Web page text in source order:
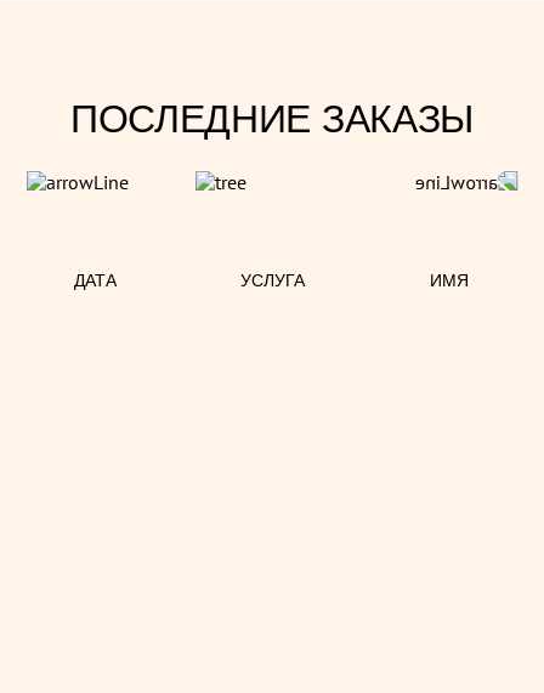
ПОСЛЕДНИЕ ЗАКАЗЫ
ДАТА УСЛУГА ИМЯ